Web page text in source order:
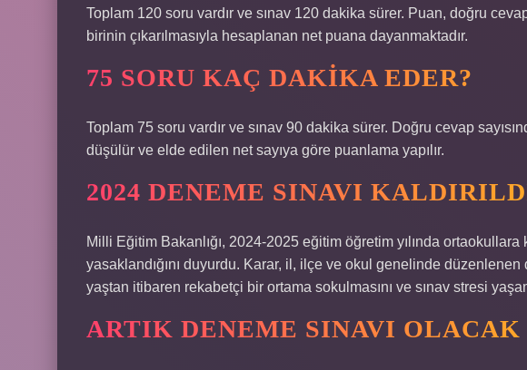
Toplam 120 soru vardır ve sınav 120 dakika sürer. Puan, doğru
birinin çıkarılmasıyla hesaplanan net puana dayanmaktadır.
75 SORU KAÇ DAKIKA EDER?
Toplam 75 soru vardır ve sınav 90 dakika sürer. Doğru cevap
düşülür ve elde edilen net sayıya göre puanlama yapılır.
2024 DENEME SINAVI
Milli Eğitim Bakanlığı, 2024-2025 eğitim öğretim yılında ortaokullara
yasaklandığını duyurdu. Karar, il, ilçe ve okul genelinde
yaştan itibaren rekabetçi bir ortama sokulmasını ve sınav stresi
ARTIK DENEME SINAVI OLACAK